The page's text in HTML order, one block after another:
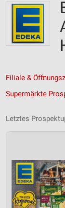
Filiale &
Supermärkte
Letztes